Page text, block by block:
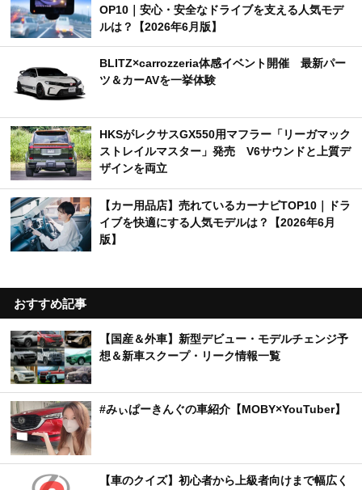
OP10｜安心・安全なドライブを支える人気モデ
ルは？【2026年6月版】
BLITZ×carrozzeria体感イベント開催 最新パー
ツ＆カーAVを一挙体験
HKSがレクサスGX550用マフラー「リーガマック
ストレイルマスター」発売 V6サウンドと上質デ
ザインを両立
【カー用品店】売れているカーナビTOP10｜ドラ
イブを快適にする人気モデルは？【2026年6月
版】
おすすめ記事
【国産＆外車】新型デビュー・モデルチェンジ予
想＆新車スクープ・リーク情報一覧
#みぃぱーきんぐの車紹介【MOBY×YouTuber】
【車のクイズ】初心者から上級者向けまで幅広く